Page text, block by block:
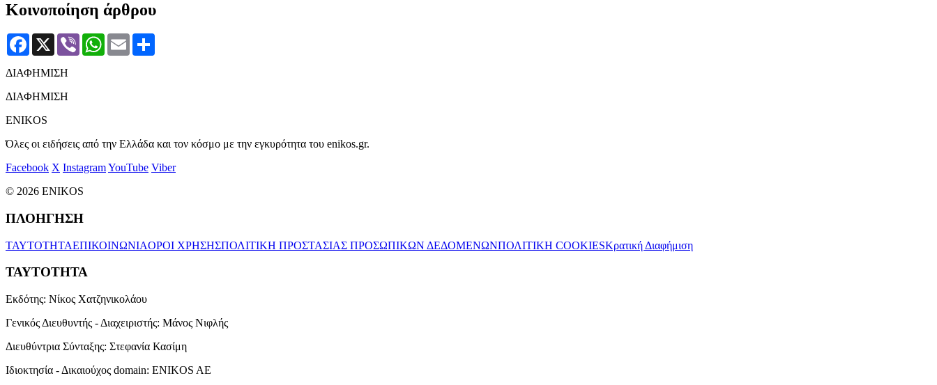
Κοινοποίηση άρθρου
Facebook
X Viber WhatsApp
Email
ΔΙΑΦΗΜΙΣΗ
ΔΙΑΦΗΜΙΣΗ
ENIKOS
Όλες οι ειδήσεις από την Ελλάδα και τον κόσμο με την εγκυρότητα του enikos.gr.
Facebook X InstagramYouTube Viber
© 2026 ENIKOS
ΠΛΟΗΓΗΣΗ
ΤΑΥΤΟΤΗΤΑΕΠΙΚΟΙΝΩΝΙΑΟΡΟΙ ΧΡΗΣΗΣΠΟΛΙΤΙΚΗ ΠΡΟΣΤΑΣΙΑΣ ΠΡΟΣΩΠΙΚΩΝ ΔΕΔΟΜΕΝΩΝΠΟΛΙΤΙΚΗ COOKIESΚρατική Διαφήμιση
ΤΑΥΤΟΤΗΤΑ
Εκδότης: Νίκος Χατζηνικολάου
Γενικός Διευθυντής - Διαχειριστής: Μάνος Νιφλής
Διευθύντρια Σύνταξης: Στεφανία Κασίμη
Ιδιοκτησία - Δικαιούχος domain: ENIKOS AE